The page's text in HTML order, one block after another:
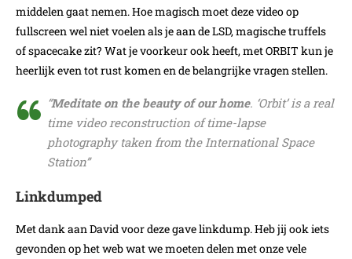
middelen gaat nemen. Hoe magisch moet deze video op
fullscreen wel niet voelen als je aan de LSD, magische truffels
of spacecake zit? Wat je voorkeur ook heeft, met ORBIT kun je
heerlijk even tot rust komen en de belangrijke vragen stellen.
“Meditate on the beauty of our home. ‘Orbit’ is a real
time video reconstruction of time-lapse
photography taken from the International Space
Station”
Linkdumped
Met dank aan David voor deze gave linkdump. Heb jij ook iets
gevonden op het web wat we moeten delen met onze vele